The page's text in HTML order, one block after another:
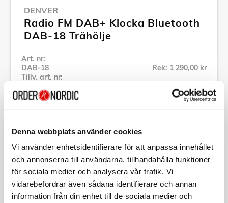
Denna webbplats använder cookies
Vi använder enhetsidentifierare för att anpassa innehållet
och annonserna till användarna, tillhandahålla funktioner
för sociala medier och analysera vår trafik. Vi
vidarebefordrar även sådana identifierare och annan
information från din enhet till de sociala medier och
DENVER
Radio FM DAB+ Klocka Bluetooth
DAB-18 Trähölje
Art. nr:
DAB-18
Tillv. art. nr:
Rek: 1 290,00 kr
Se alla produkter inom Denver
Beskrivning
Art. nr:DAB-18